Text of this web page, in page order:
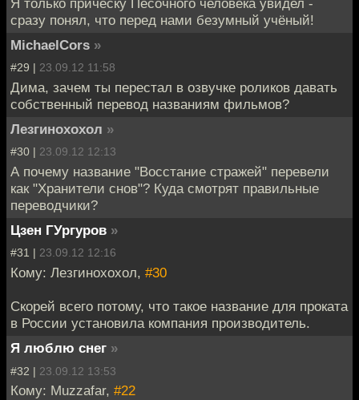
Я только причёску Песочного человека увидел -
сразу понял, что перед нами безумный учёный!
MichaelCors »
#29 | 23.09.12 11:58
Дима, зачем ты перестал в озвучке роликов давать
собственный перевод названиям фильмов?
Лезгинохохол »
#30 | 23.09.12 12:13
А почему название "Восстание стражей" перевели
как "Хранители снов"? Куда смотрят правильные
переводчики?
Цзен ГУргуров »
#31 | 23.09.12 12:16
Кому: Лезгинохохол, #30
Скорей всего потому, что такое название для проката
в России установила компания производитель.
Я люблю снег »
#32 | 23.09.12 13:53
Кому: Muzzafar, #22